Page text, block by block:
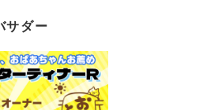
サダー